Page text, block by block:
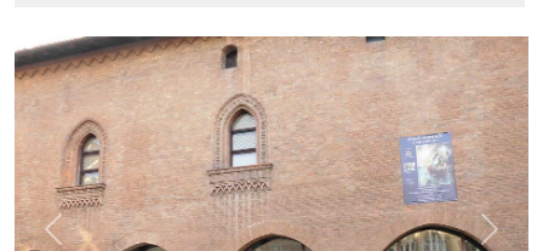
Previous Next